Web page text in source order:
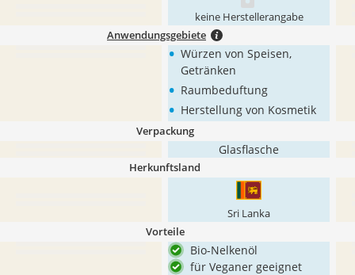
keine Herstellerangabe
Anwendungsgebiete
• Würzen von Speisen,
Getränken
• Raumbeduftung
• Herstellung von Kosmetik
Verpackung
Glasflasche
Herkunftsland
Sri Lanka
Vorteile
Bio-Nelkenöl
für Veganer geeignet